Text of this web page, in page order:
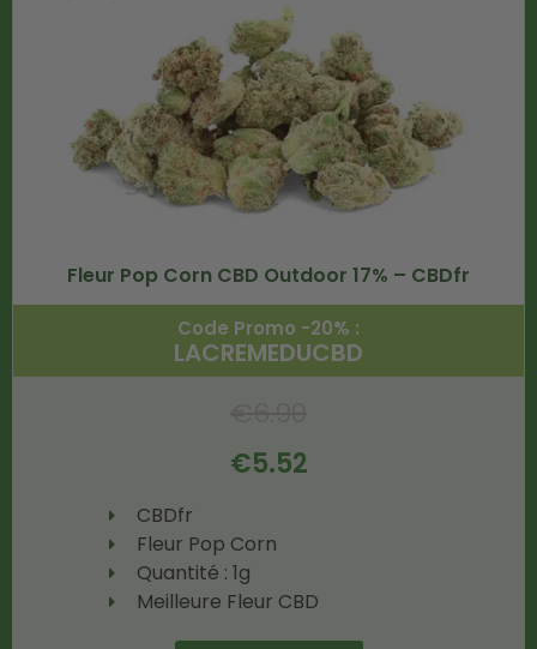
Fleur Pop Corn CBD Outdoor 17% – CBDfr
Code Promo -20% :
LACREMEDUCBD
€5.52
CBDfr
Fleur Pop Corn
Quantité : 1g
Meilleure Fleur CBD